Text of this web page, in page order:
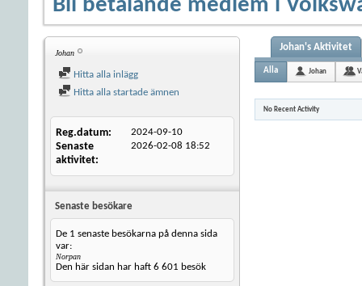
Bli betalande medlem i
Johan
Hitta alla inlägg
Hitta alla startade ämnen
Reg.datum 2024-09-10
Senaste
aktivitet
2026-02-08 18:52
Senaste besökare
De 1 senaste besökarna på denna sida
var:
Norpan
Den här sidan har haft 6 601 besök
Johan's Aktivitet
Alla Johan
No Recent Activity